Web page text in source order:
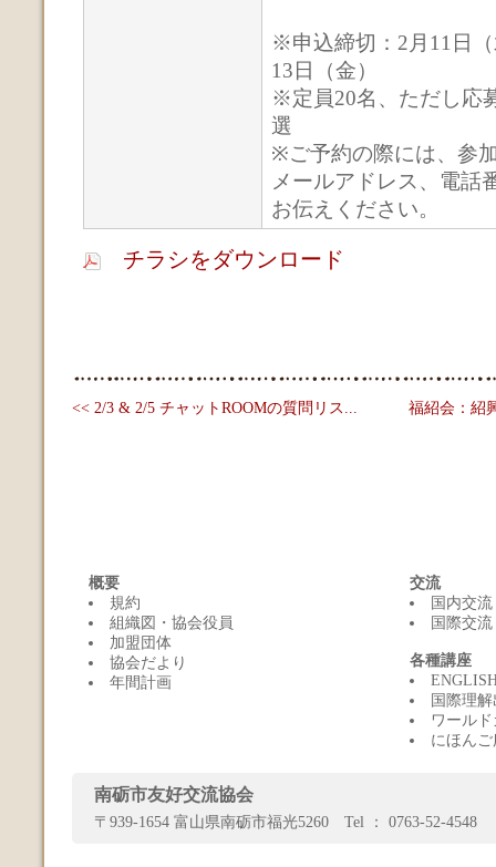
※申込締切：2月11日
13日（金）
※定員20名、ただし応
選
※ご予約の際には、参
メールアドレス、電話
お伝えください。
チラシをダウンロード
<< 2/3 & 2/5 チャットROOMの質問リス... 福紹会：紹
概要
規約
組織図・協会役員
加盟団体
協会だより
年間計画
交流
国内交流
国際交流
各種講座
国際理
ワール
にほん
南砺市友好交流協会
〒939-1654 富山県南砺市福光5260 Tel ： 0763-52-